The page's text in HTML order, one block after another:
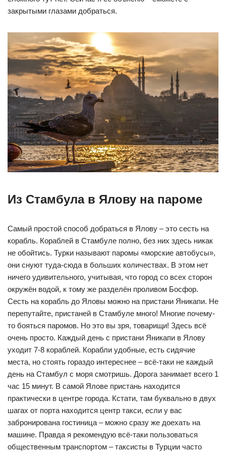
закрытыми глазами добраться.
Из Стамбула в Ялову на пароме
Самый простой способ добраться в Ялову – это сесть на
корабль. Кораблей в Стамбуле полно, без них здесь никак
не обойтись. Турки называют паромы «морские автобусы»,
они снуют туда-сюда в больших количествах. В этом нет
ничего удивительного, учитывая, что город со всех сторон
окружён водой, к тому же разделён проливом Босфор.
Сесть на корабль до Яловы можно на пристани Яникапи. Не
перепутайте, пристаней в Стамбуле много! Многие почему-
то бояться паромов. Но это вы зря, товарищи! Здесь всё
очень просто. Каждый день с пристани Яникапи в Ялову
уходит 7-8 кораблей. Корабли удобные, есть сидячие
места, но стоять гораздо интереснее – всё-таки не каждый
день на Стамбул с моря смотришь. Дорога занимает всего 1
час 15 минут. В самой Ялове пристань находится
практически в центре города. Кстати, там буквально в двух
шагах от порта находится центр такси, если у вас
забронирована гостиница – можно сразу же доехать на
машине. Правда я рекомендую всё-таки пользоваться
общественным транспортом – таксисты в Турции часто